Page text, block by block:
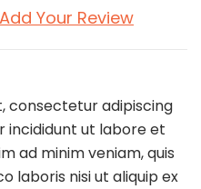
Add Your Review
consectetur adipiscing
incididunt ut labore et
ad minim veniam, quis
laboris nisi ut aliquip ex